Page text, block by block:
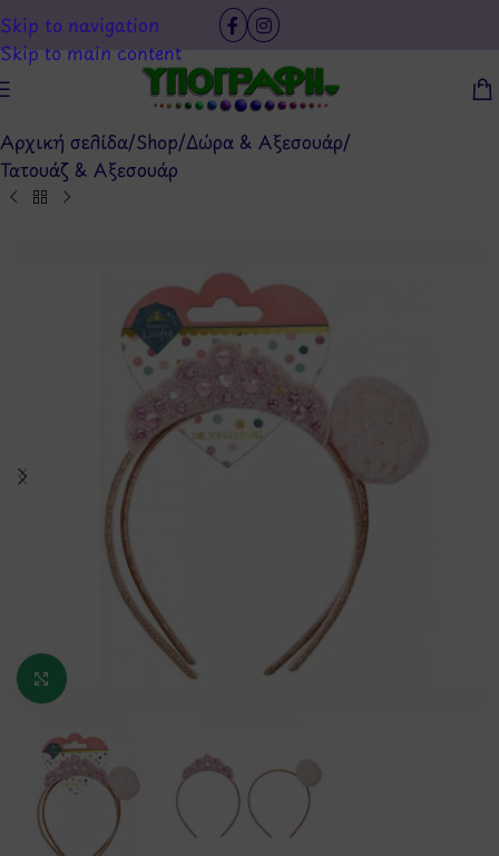
Skip to navigation
Skip to main content
Αρχική σελίδα/Shop/Δώρα & Αξεσουάρ/
Τατουάζ & Αξεσουάρ
Κάντε κλικ για μεγέθυνση